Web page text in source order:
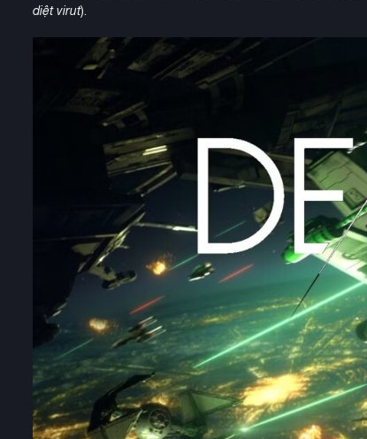
diệt virut).